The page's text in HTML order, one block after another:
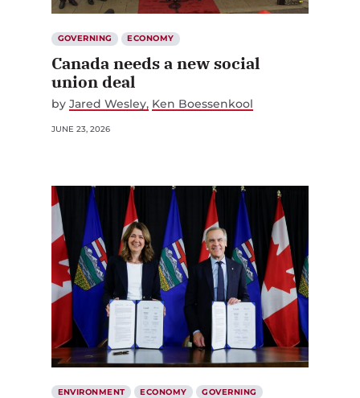
GOVERNING ECONOMY
Canada needs a new social
union deal
by Jared Wesley Ken Boessenkool
JUNE 23, 2026
ENVIRONMENT ECONOMY GOVERNING